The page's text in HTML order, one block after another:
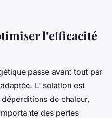
l’efficacité
passe avant tout par
L'isolation est
de chaleur,
des pertes